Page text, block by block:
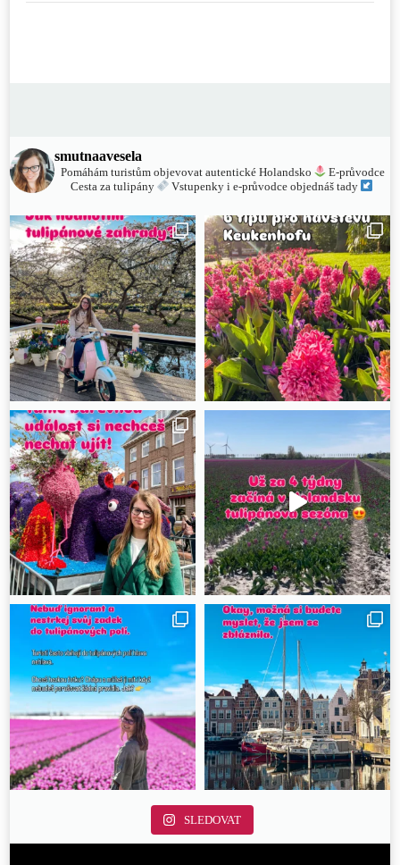
smutnaavesela
Pomáhám turistům objevovat autentické Holandsko
E-průvodce
Cesta za tulipány
Vstupenky i e-průvodce objednáš tady
SLEDOVAT